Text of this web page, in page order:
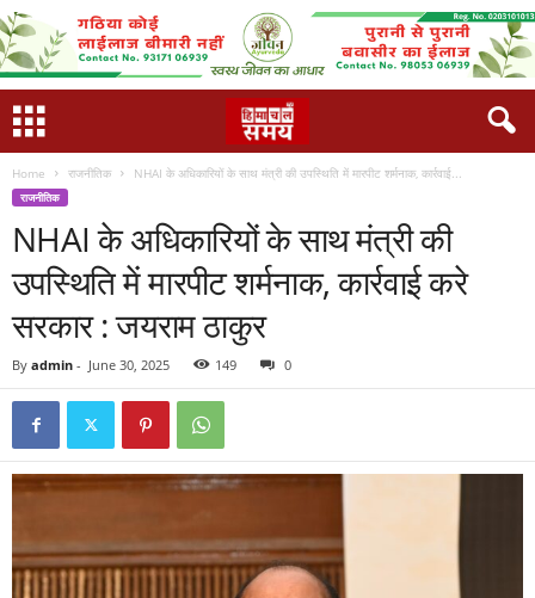
Home राजनीतिक NHAI के अधिकारियों के साथ मंत्री की उपस्थिति में मारपीट शर्मनाक, कार्रवाई...
राजनीतिक
NHAI के अधिकारियों के साथ मंत्री की
उपस्थिति में मारपीट शर्मनाक, कार्रवाई करे
सरकार : जयराम ठाकुर
By admin - June 30, 2025 149 0